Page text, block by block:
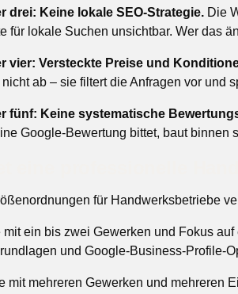
drei: Keine lokale SEO-Strategie. Die
für lokale Suchen unsichtbar. Wer das
vier: Versteckte Preise und
nicht ab – sie filtert die Anfragen vor
fünf: Keine systematische
Google-Bewertung bittet, baut
für Handwerksbetriebe
mit ein bis zwei Gewerken und Fokus
und Google-Business-Profile-
mit mehreren Gewerken und mehreren